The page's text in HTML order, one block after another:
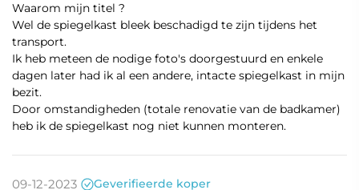
Aansluitklaar
aansluitklaar geleverd en kan
direct op de 230V
wandcontactdoos worden
aangesloten.
3 jaar
Gratis verzekerde
verzending
Waarom mijn titel ?
Wel de spiegelkast bleek beschadigd te zijn tijdens het
transport.
Ik heb meteen de nodige foto's doorgestuurd en enkele
dagen later had ik al een andere, intacte spiegelkast in mijn
bezit.
Door omstandigheden (totale renovatie van de badkamer)
heb ik de spiegelkast nog niet kunnen monteren.
09-12-2023 Geverifieerde koper